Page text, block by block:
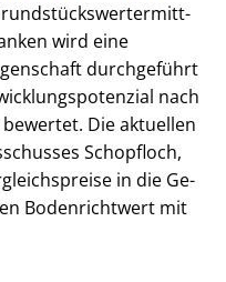
wird eine
durchgeführt
nach
bewertet. Die aktuellen
Schopfloch,
in die Ge­
Bodenrichtwert mit